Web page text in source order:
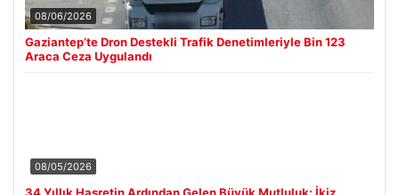
08/06/2026
Gaziantep’te Dron Destekli Trafik Denetimleriyle Bin 123
Araca Ceza Uygulandı
08/05/2026
34 Yıllık Hasretin Ardından Gelen Büyük Mutluluk: İkiz